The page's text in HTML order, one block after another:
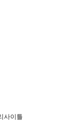
사이틀